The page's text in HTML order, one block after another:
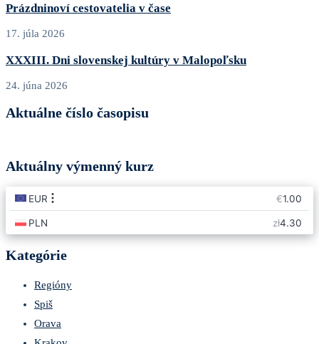
Prázdninoví cestovatelia v čase
17. júla 2026
XXXIII. Dni slovenskej kultúry v Malopoľsku
24. júna 2026
Aktuálne číslo časopisu
Aktuálny výmenný kurz
Kategórie
Regióny
Spiš
Orava